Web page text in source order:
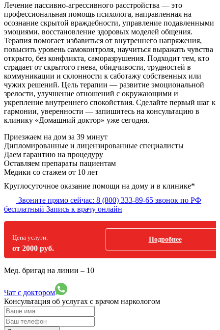
Лечение пассивно-агрессивного расстройства — это
профессиональная помощь психолога, направленная на
осознание скрытой враждебности, управление подавленными
эмоциями, восстановление здоровых моделей общения.
Терапия помогает избавиться от внутреннего напряжения,
повысить уровень самоконтроля, научиться выражать чувства
открыто, без конфликта, саморазрушения. Подходит тем, кто
страдает от скрытого гнева, обидчивости, трудностей в
коммуникации и склонности к саботажу собственных или
чужих решений. Цель терапии — развитие эмоциональной
зрелости, улучшение отношений с окружающими и
укрепление внутреннего спокойствия. Сделайте первый шаг к
гармонии, уверенности — запишитесь на консультацию в
клинику «Домашний доктор» уже сегодня.
Приезжаем на дом за 39 минут
Дипломированные и лицензированные специалисты
Даем гарантию на процедуру
Оставляем препараты пациентам
Медики со стажем от 10 лет
Круглосуточное оказание помощи на дому и в клинике*
Звоните прямо сейчас: 8 (800) 333-89-65 звонок по РФ
бесплатный Запись к врачу онлайн
Цена услуги:
от 2000 руб.
Подробнее
Мед. бригад на линии – 10
Чат с доктором
Консультация об услугах с врачом наркологом